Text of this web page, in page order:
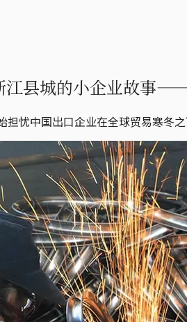
江县城的小企业故事
担忧中国出口企业在全球贸易寒